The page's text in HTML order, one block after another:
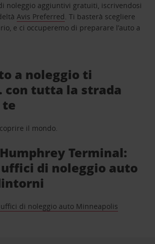
noleggio aggiuntivi gratuiti, iscrivendosi
Avis Preferred. Ti basterà scegliere
e ci occuperemo di preparare l’auto a
a noleggio ti
con tutta la strada
te
il mondo.
Terminal:
di noleggio auto
di noleggio auto Minneapolis